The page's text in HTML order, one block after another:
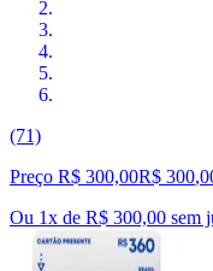
(71)
Preço R$ 300,00R$ 300,
Ou 1x de R$ 300,00 sem